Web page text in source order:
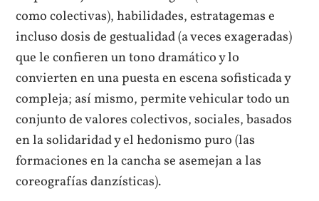
como colectivas), habilidades, estratagemas e
incluso dosis de gestualidad (a veces exageradas)
que le confieren un tono dramático y lo
convierten en una puesta en escena sofisticada y
compleja; así mismo, permite vehicular todo un
conjunto de valores colectivos, sociales, basados
en la solidaridad y el hedonismo puro (las
formaciones en la cancha se asemejan a las
coreografías danzísticas).